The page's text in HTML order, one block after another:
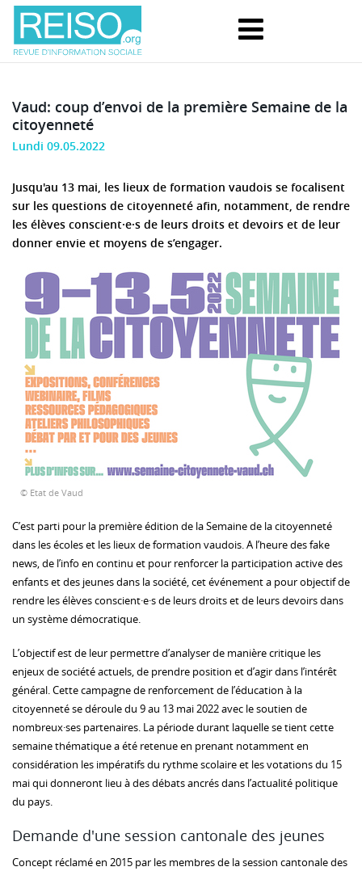
Vaud: coup d’envoi de la première Semaine de la
citoyenneté
Lundi 09.05.2022
Jusqu'au 13 mai, les lieux de formation vaudois se focalisent
sur les questions de citoyenneté afin, notamment, de rendre
les élèves conscient·e·s de leurs droits et devoirs et de leur
donner envie et moyens de s’engager.
© Etat de Vaud
C’est parti pour la première édition de la Semaine de la citoyenneté
dans les écoles et les lieux de formation vaudois. A l’heure des fake
news, de l’info en continu et pour renforcer la participation active des
enfants et des jeunes dans la société, cet événement a pour objectif de
rendre les élèves conscient·e·s de leurs droits et de leurs devoirs dans
un système démocratique.
L’objectif est de leur permettre d’analyser de manière critique les
enjeux de société actuels, de prendre position et d’agir dans l’intérêt
général. Cette campagne de renforcement de l’éducation à la
citoyenneté se déroule du 9 au 13 mai 2022 avec le soutien de
nombreux·ses partenaires. La période durant laquelle se tient cette
semaine thématique a été retenue en prenant notamment en
considération les impératifs du rythme scolaire et les votations du 15
mai qui donneront lieu à des débats ancrés dans l’actualité politique
du pays.
Demande d'une session cantonale des jeunes
Concept réclamé en 2015 par les membres de la session cantonale des